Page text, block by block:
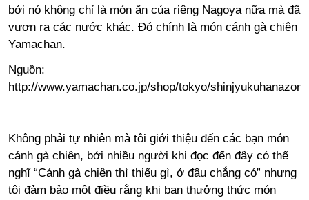
bởi nó không chỉ là món ăn của riêng Nagoya nữa mà đã
vươn ra các nước khác. Đó chính là món cánh gà chiên
Yamachan.
Nguồn:
http://www.yamachan.co.jp/shop/tokyo/
Không phải tự nhiên mà tôi giới thiệu đến các bạn món
cánh gà chiên, bởi nhiều người khi đọc đến đây có thể
nghĩ “Cánh gà chiên thì thiếu gì, ở đâu chẳng có” nhưng
tôi đảm bảo một điều rằng khi bạn thưởng thức món